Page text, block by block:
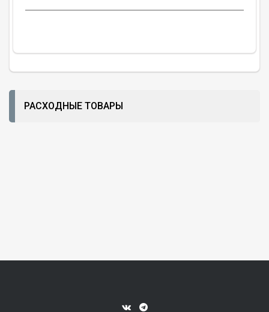
РАСХОДНЫЕ ТОВАРЫ